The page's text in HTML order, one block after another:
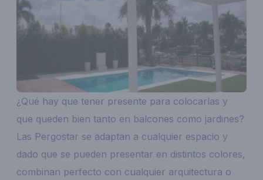
¿Qué hay que tener presente para colocarlas y
que queden bien tanto en balcones como jardines?
Las Pergostar se adaptan a cualquier espacio y
dado que se pueden presentar en distintos colores,
combinan perfecto con cualquier arquitectura o